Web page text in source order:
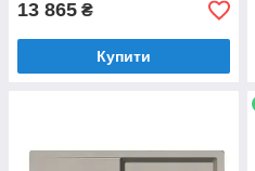
13 865 ₴
Купити